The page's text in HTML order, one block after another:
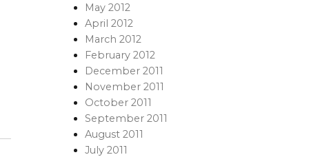
May 2012
April 2012
March 2012
February 2012
December 2011
November 2011
October 2011
September 2011
August 2011
July 2011